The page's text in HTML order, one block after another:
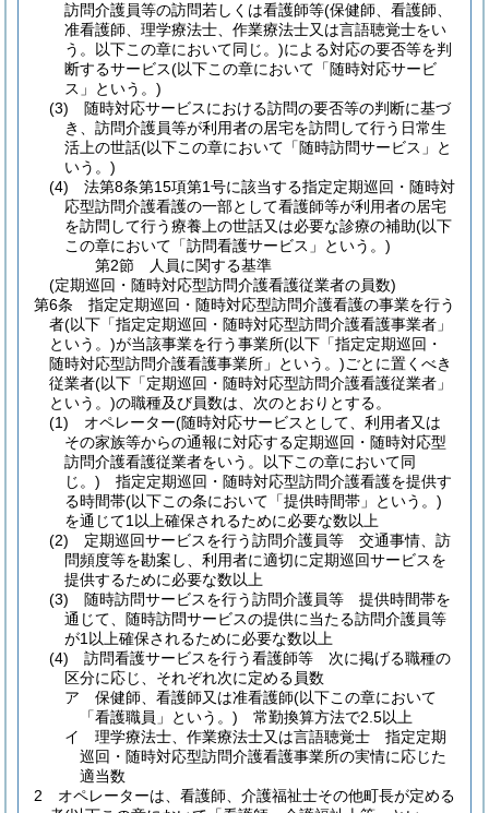
訪問介護員等の訪問若しくは看護師等(保健師、看護師、
准看護師、理学療法士、作業療法士又は言語聴覚士をい
う。以下この章において同じ。)による対応の要否等を判
断するサービス(以下この章において「随時対応サービ
ス」という。)
(3)
随時対応サービスにおける訪問の要否等の判断に基づ
き、訪問介護員等が利用者の居宅を訪問して行う日常生
活上の世話(以下この章において「随時訪問サービス」と
いう。)
(4)
法第8条第15項第1号に該当する指定定期巡回・随時対
応型訪問介護看護の一部として看護師等が利用者の居宅
を訪問して行う療養上の世話又は必要な診療の補助(以下
この章において「訪問看護サービス」という。)
第2節
人員に関する基準
(定期巡回・随時対応型訪問介護看護従業者の員数)
第6条
指定定期巡回・随時対応型訪問介護看護の事業を行う
者(以下「指定定期巡回・随時対応型訪問介護看護事業者」
という。)が当該事業を行う事業所(以下「指定定期巡回・
随時対応型訪問介護看護事業所」という。)ごとに置くべき
従業者(以下「定期巡回・随時対応型訪問介護看護従業者」
という。)の職種及び員数は、次のとおりとする。
(1)
オペレーター(随時対応サービスとして、利用者又は
その家族等からの通報に対応する定期巡回・随時対応型
訪問介護看護従業者をいう。以下この章において同
じ。) 指定定期巡回・随時対応型訪問介護看護を提供す
る時間帯(以下この条において「提供時間帯」という。)
を通じて1以上確保されるために必要な数以上
(2)
定期巡回サービスを行う訪問介護員等 交通事情、訪
問頻度等を勘案し、利用者に適切に定期巡回サービスを
提供するために必要な数以上
(3)
随時訪問サービスを行う訪問介護員等 提供時間帯を
通じて、随時訪問サービスの提供に当たる訪問介護員等
が1以上確保されるために必要な数以上
(4)
訪問看護サービスを行う看護師等 次に掲げる職種の
区分に応じ、それぞれ次に定める員数
ア
保健師、看護師又は准看護師(以下この章において
「看護職員」という。) 常勤換算方法で2.5以上
イ
理学療法士、作業療法士又は言語聴覚士 指定定期
巡回・随時対応型訪問介護看護事業所の実情に応じた
適当数
2
オペレーターは、看護師、介護福祉士その他町長が定める